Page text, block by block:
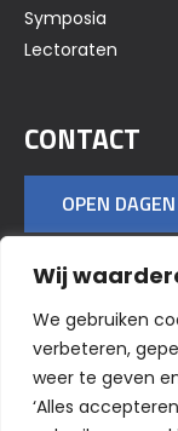
Wij
We gebruiken
verbeteren,
weer te geven
‘Alles
Symposia
Lectoraten
CONTACT
OPEN DAGEN
VOLG ONS